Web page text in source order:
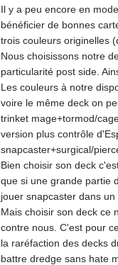
Il y a peu encore en
bénéficier de bonnes
trois couleurs originelles
Nous choisissons notre
particularité post side.
Les couleurs à notre
voire le même deck on
trinket mage+tormod/
version plus contrôle
snapcaster+surgical/
Bien choisir son deck
que si une grande partie
jouer snapcaster dans
Mais choisir son deck ce
contre nous. C'est pour
la raréfaction des decks
battre dredge sans hate